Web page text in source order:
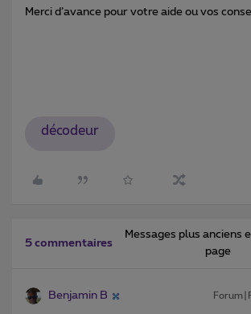
Merci d’avance pour votre aide ou vos
décodeur
5 commentaires
Messages plus anciens
page
Benjamin B